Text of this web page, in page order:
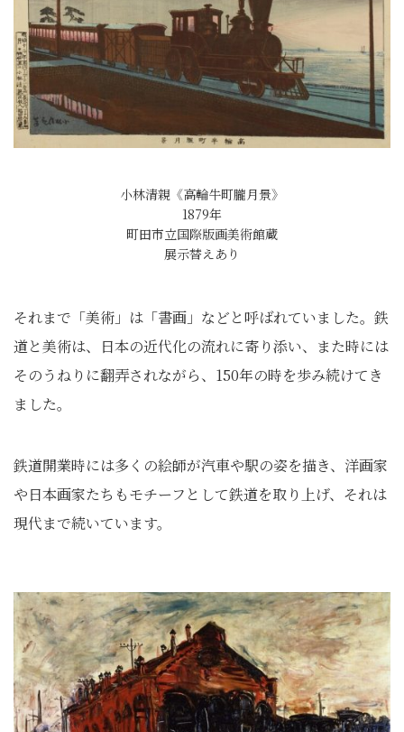
小林清親《高輪牛町朧月景》
1879年
町田市立国際版画美術館蔵
展示替えあり
それまで「美術」は「書画」などと呼ばれていました。鉄
道と美術は、日本の近代化の流れに寄り添い、また時には
そのうねりに翻弄されながら、150年の時を歩み続けてき
ました。
鉄道開業時には多くの絵師が汽車や駅の姿を描き、洋画家
や日本画家たちもモチーフとして鉄道を取り上げ、それは
現代まで続いています。